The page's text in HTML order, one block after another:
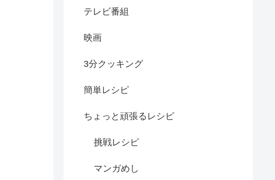
テレビ番組
映画
3分クッキング
簡単レシピ
ちょっと頑張るレシピ
挑戦レシピ
マンガめし